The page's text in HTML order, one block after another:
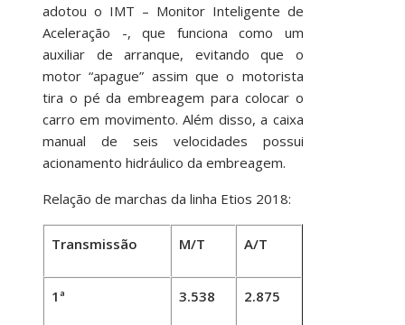
adotou o IMT – Monitor Inteligente de
Aceleração -, que funciona como um
auxiliar de arranque, evitando que o
motor “apague” assim que o motorista
tira o pé da embreagem para colocar o
carro em movimento. Além disso, a caixa
manual de seis velocidades possui
acionamento hidráulico da embreagem.
Relação de marchas da linha Etios 2018:
Transmissão M/T A/T
1ª 3.538 2.875